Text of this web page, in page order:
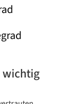
wichtig